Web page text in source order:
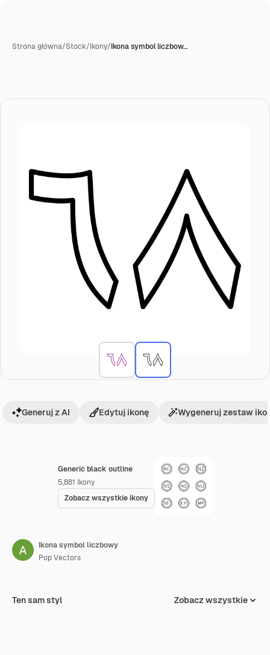
Strona główna/Stock/Ikony/Ikona symbol liczbow…
Generic black outline
5,881 Ikony
Zobacz wszystkie ikony
Generuj z AI Edytuj ikonę Wygeneruj zestaw
Ikona symbol liczbowy
Pop Vectors
Ten sam styl Zobacz wszystkie